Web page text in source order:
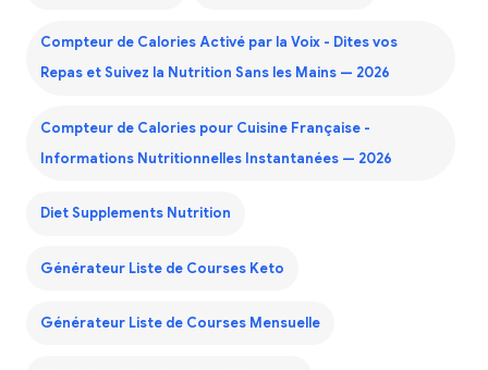
Compteur de Calories Activé par la Voix - Dites vos
Repas et Suivez la Nutrition Sans les Mains — 2026
Compteur de Calories pour Cuisine Française -
Informations Nutritionnelles Instantanées — 2026
Diet Supplements Nutrition
Générateur Liste de Courses Keto
Générateur Liste de Courses Mensuelle